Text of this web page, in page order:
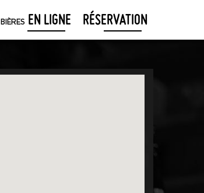
BIÈRES EN LIGNE RÉSERVATION